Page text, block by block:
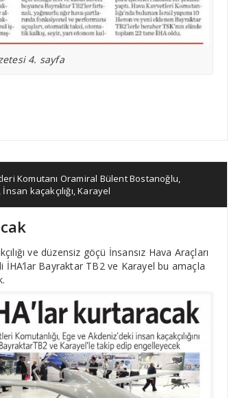
4. sayfa
Komutanı Oramiral Bülent Bostanoğlu,
, İnsan kaçakçılığı,Karayel
ve düzensiz göçü İnsansız Hava Araçları
Bayraktar TB2 ve Karayel bu amaçla